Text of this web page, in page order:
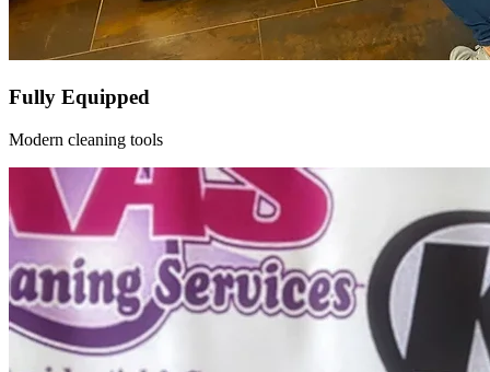
Fully Equipped
Modern cleaning tools